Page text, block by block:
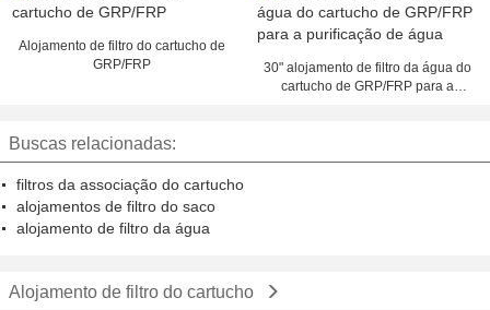
Alojamento de filtro do cartucho de
GRP/FRP
30" alojamento de filtro da água do
cartucho de GRP/FRP para a
Buscas relacionadas:
filtros da associação do cartucho
alojamentos de filtro do saco
alojamento de filtro da água
Alojamento de filtro do cartucho